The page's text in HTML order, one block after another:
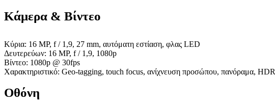
Κάμερα & Βίντεο
Κύρια: 16 MP, f / 1,9, 27 mm, αυτόματη εστίαση, φλας LED
Δευτερεύων: 16 MP, f / 1,9, 1080p
Βίντεο: 1080p @ 30fps
Χαρακτηριστικό: Geo-tagging, touch focus, ανίχνευση προσώπου, πανόραμα, HDR
Οθόνη